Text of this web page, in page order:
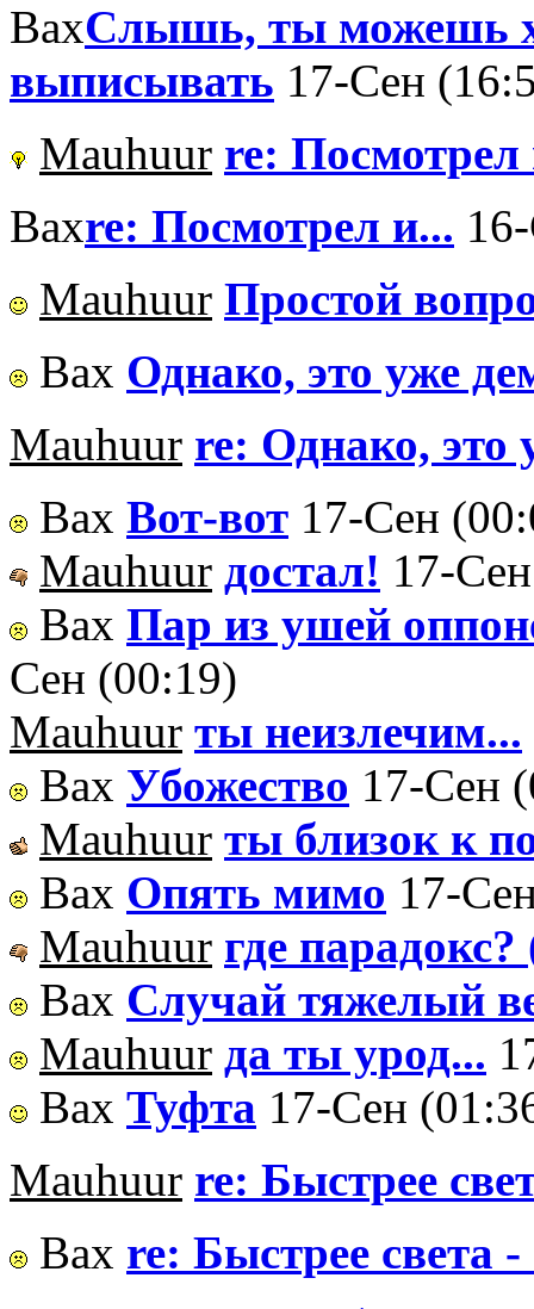
ВахСлышь, ты можешь
выписывать 17-Сен
Mauhuur re: Посмотрел
Вахre: Посмотрел и...
Mauhuur Простой
Вах Однако, это уже
Mauhuur re: Однако, это
Вах Вот-вот 17-Сен
Mauhuur достал! 17-
Вах Пар из ушей
Сен (00:19)
Mauhuur ты неизлечим...
Вах Убожество 17-Сен
Mauhuur ты близок к
Вах Опять мимо 17-
Mauhuur где парадокс?
Вах Случай тяжелый
Mauhuur да ты урод...
Вах Туфта 17-Сен
Mauhuur re: Быстрее
Вах re: Быстрее света